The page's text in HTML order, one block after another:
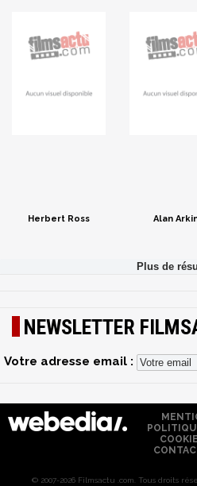
Herbert Ross Alan
NEWSLETTER
Votre adresse email :
© 2007-2026 Filmsactu .com. Tous droits